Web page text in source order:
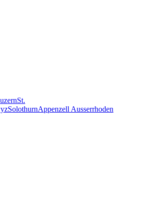
St.
SolothurnAppenzell Ausserrhoden